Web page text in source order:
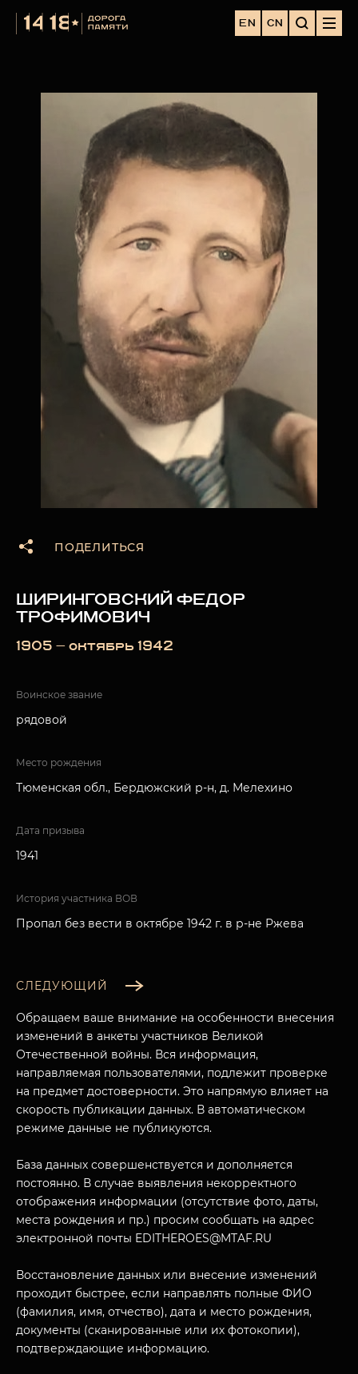
МУЗЕЙНЫЙ КОМПЛЕКС
ПОСЕТИТЕЛЯМ
О НАС
EN CN
ПОДЕЛИТЬСЯ
ШИРИНГОВСКИЙ ФЕДОР
ТРОФИМОВИЧ
1905 — октябрь 1942
Воинское звание
рядовой
Место рождения
Тюменская обл., Бердюжский р-н, д. Мелехино
Дата призыва
1941
История участника ВОВ
Пропал без вести в октябре 1942 г. в р-не Ржева
СЛЕДУЮЩИЙ
Обращаем ваше внимание на особенности внесения
изменений в анкеты участников Великой
Отечественной войны. Вся информация,
направляемая пользователями, подлежит проверке
на предмет достоверности. Это напрямую влияет на
скорость публикации данных. В автоматическом
режиме данные не публикуются.
База данных совершенствуется и дополняется
постоянно. В случае выявления некорректного
отображения информации (отсутствие фото, даты,
места рождения и пр.) просим сообщать на адрес
электронной почты EDITHEROES@MTAF.RU
Восстановление данных или внесение изменений
проходит быстрее, если направлять полные ФИО
(фамилия, имя, отчество), дата и место рождения,
документы (сканированные или их фотокопии),
подтверждающие информацию.